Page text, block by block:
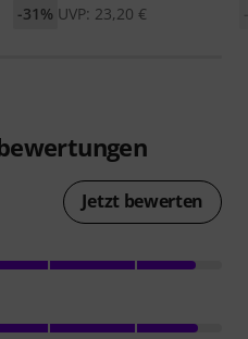
UVP: 23,20 €
-31%
Jetzt bewerten